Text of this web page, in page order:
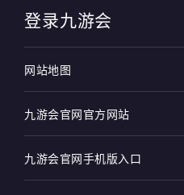
登录九游会
网站地图
九游会官网官方网站
九游会官网手机版入口